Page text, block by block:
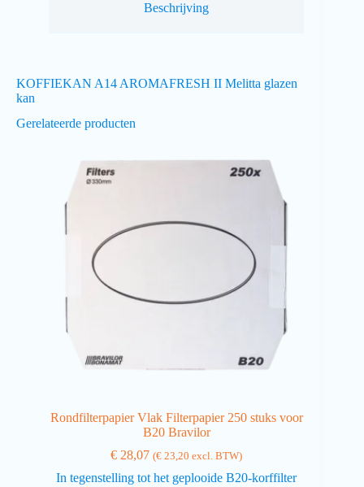
Beschrijving
KOFFIEKAN A14 AROMAFRESH II Melitta glazen
kan
Gerelateerde producten
Rondfilterpapier Vlak Filterpapier 250 stuks voor
B20 Bravilor
€ 28,07 (€ 23,20 excl. BTW)
In tegenstelling tot het geplooide B20-korffilter